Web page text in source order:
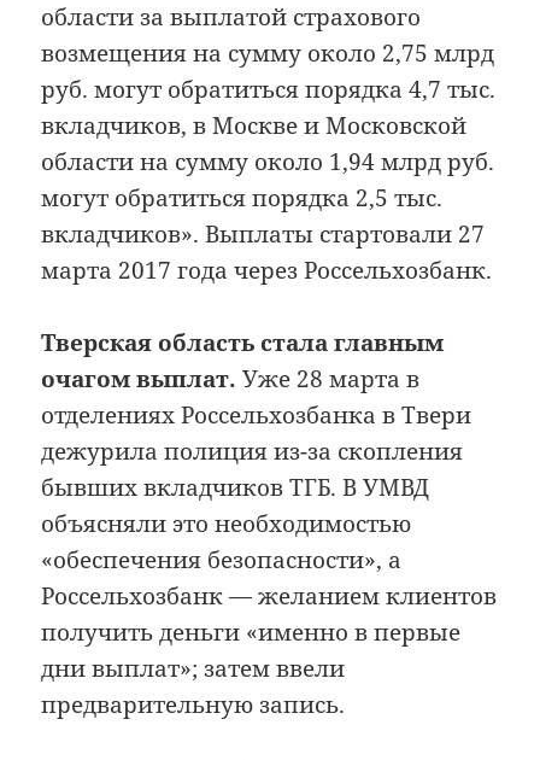
области за выплатой страхового
возмещения на сумму около 2,75 млрд
руб. могут обратиться порядка 4,7 тыс.
вкладчиков, в Москве и Московской
области на сумму около 1,94 млрд руб.
могут обратиться порядка 2,5 тыс.
вкладчиков». Выплаты стартовали 27
марта 2017 года через Россельхозбанк.
Тверская область стала главным
очагом выплат. Уже 28 марта в
отделениях Россельхозбанка в Твери
дежурила полиция из-за скопления
бывших вкладчиков ТГБ. В УМВД
объясняли это необходимостью
«обеспечения безопасности», а
Россельхозбанк — желанием клиентов
получить деньги «именно в первые
дни выплат»; затем ввели
предварительную запись.